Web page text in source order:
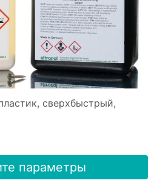
сверхбыстрый,
параметры